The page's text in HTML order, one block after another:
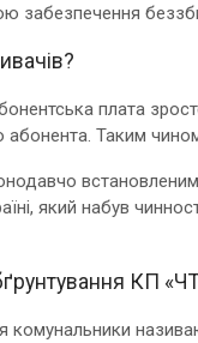
плата
Таким
який набув
КП
комунальники